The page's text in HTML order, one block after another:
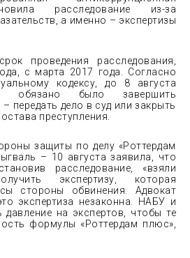
расследование из-за
а именно – экспертизы
проведения расследования,
с марта 2017 года. Согласно
кодексу, до 8 августа
было завершить
передать дело в суд или закрыть
преступления.
защиты по делу «Роттердам
– 10 августа заявила, что
расследование, «взяли
экспертизу, которая
стороны обвинения. Адвокат
экспертиза незаконна. НАБУ и
на экспертов, чтобы те
формулы «Роттердам плюс»,